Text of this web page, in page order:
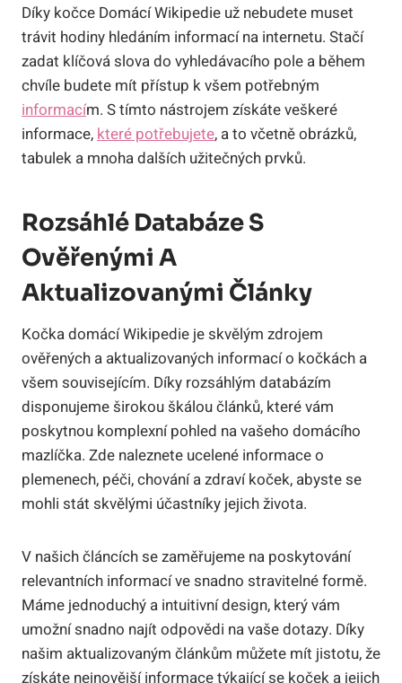
Díky kočce Domácí Wikipedie už nebudete muset
trávit hodiny hledáním informací na internetu. Stačí
zadat klíčová slova do vyhledávacího pole a během
chvíle budete mít přístup k všem potřebným
informacím. S tímto nástrojem získáte veškeré
informace, které potřebujete, a to včetně obrázků,
tabulek a mnoha dalších užitečných prvků.
Rozsáhlé Databáze S
Ověřenými A
Aktualizovanými Články
Kočka domácí Wikipedie je skvělým zdrojem
ověřených a aktualizovaných informací o kočkách a
všem souvisejícím. Díky rozsáhlým databázím
disponujeme širokou škálou článků, které vám
poskytnou komplexní pohled na vašeho domácího
mazlíčka. Zde naleznete ucelené informace o
plemenech, péči, chování a zdraví koček, abyste se
mohli stát skvělými účastníky jejich života.
V našich článcích se zaměřujeme na poskytování
relevantních informací ve snadno stravitelné formě.
Máme jednoduchý a intuitivní design, který vám
umožní snadno najít odpovědi na vaše dotazy. Díky
našim aktualizovaným článkům můžete mít jistotu, že
získáte nejnovější informace týkající se koček a jejich